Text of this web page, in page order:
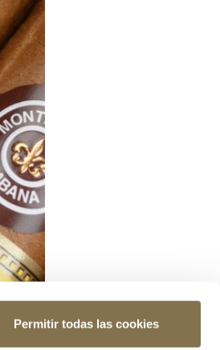
Permitir todas las cookies